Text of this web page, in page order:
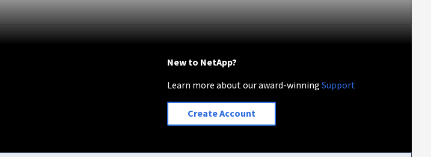
New to NetApp?
Learn more about our award-winningSupport
Create Account